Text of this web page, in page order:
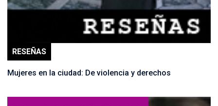
RESEÑAS
Mujeres en la ciudad: De violencia y derechos